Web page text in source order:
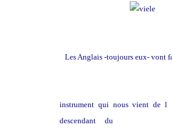
Les Anglais -toujours eux- vont
instrument qui nous vient de l
descendant du